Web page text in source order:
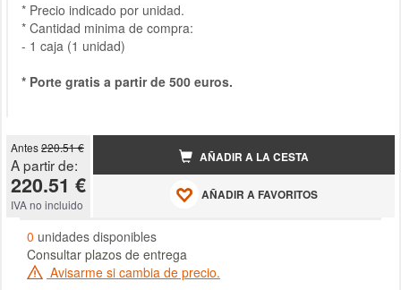
* Precio indicado por unidad.
* Cantidad minima de compra:
- 1 caja (1 unidad)
* Porte gratis a partir de 500 euros.
Antes220.51 €
A partir de:
220.51 €
IVA no incluido
AÑADIR A LA CESTA
AÑADIR A FAVORITOS
0 unidades disponibles
Consultar plazos de entrega
Avisarme si cambia de precio.